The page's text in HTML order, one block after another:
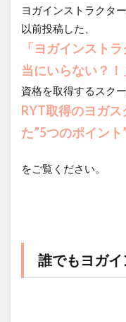
ヨガインストラクタ
以前投稿した、
「ヨガインスト
当にいらない？！
資格を取得するスク
RYT取得のヨガ
た”5つのポイント
をご覧ください。
誰でもヨガイ